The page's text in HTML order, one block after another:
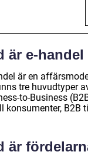
är e-
är en
tre huvudtyper
to-Business
konsumenter, B2B
är